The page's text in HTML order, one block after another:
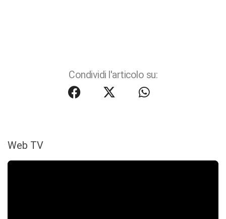
Condividi l'articolo su:
Web TV